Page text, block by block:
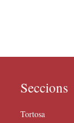
Seccions
Tortosa